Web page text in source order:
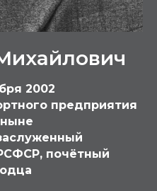
2002
предприятия
почётный